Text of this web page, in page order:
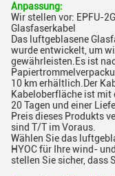
Anpassung:
Wir stellen vor: EPFU-
Glasfaserkabel
Das luftgeblasene
wurde entwickelt, um
gewährleisten.Es ist
10 km erhältlich.Der
Kabeloberfläche ist mit
20 Tagen und einer
Preis dieses Produkts
sind T/T im Voraus.
Wählen Sie das
HYOC für Ihre wind-
stellen Sie sicher, dass